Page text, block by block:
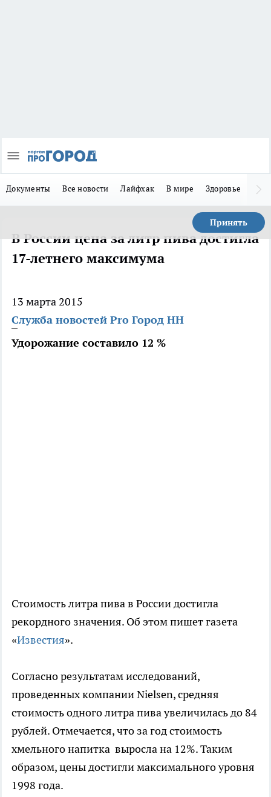
Документы Все новости Лайфхак В мире Здоровье
Принять
В России цена за литр пива достигла
17-летнего максимума
13 марта 2015
Служба новостей Pro Город НН
Удорожание составило 12 %
Стоимость литра пива в России достигла
рекордного значения. Об этом пишет газета
«Известия».
Согласно результатам исследований,
проведенных компании Nielsen, средняя
стоимость одного литра пива увеличилась до 84
рублей. Отмечается, что за год стоимость
хмельного напитка выросла на 12%. Таким
образом, цены достигли максимального уровня
1998 года.